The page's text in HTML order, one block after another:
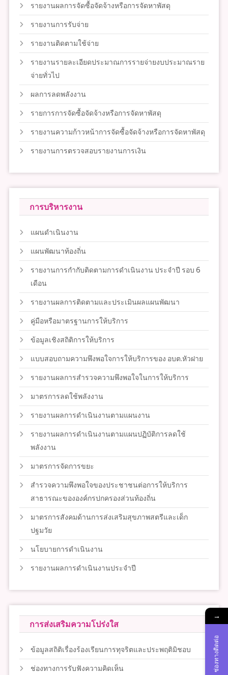
รายงานผลการจัดซื้อจัดจ้างหรือการจัดหาพัสดุ
รายงานการรับจ่าย
รายงานติดตามใช้จ่าย
รายงานรายละเอียดประมาณการรายจ่ายงบประมาณราย
จ่ายทั่วไป
ผลการลดพลังงาน
รายการการจัดซื้อจัดจ้างหรือการจัดหาพัสดุ
รายงานความก้าวหน้าการจัดซื้อจัดจ้างหรือการจัดหาพัสดุ
รายงานการตรวจสอบรายงานการเงิน
การบริหารงาน
แผนดำเนินงาน
แผนพัฒนาท้องถิ่น
รายงานการกำกับติดตามการดำเนินงาน ประจำปี รอบ 6
เดือน
รายงานผลการติดตามและประเมินผลแผนพัฒนา
คู่มือหรือมาตรฐานการให้บริการ
ข้อมูลเชิงสถิติการให้บริการ
แบบสอบถามความพึงพอใจการให้บริการของ อบต.หัวฝาย
รายงานผลการสำรวจความพึงพอใจในการให้บริการ
มาตรการลดใช้พลังงาน
รายงานผลการดำเนินงานตามแผนงาน
รายงานผลการดำเนินงานตามแผนปฏิบัติการลดใช้
พลังงาน
มาตรการจัดการขยะ
สำรวจความพึงพอใจของประชาชนต่อการให้บริการ
สาธารณะขององค์กรปกครองส่วนท้องถิ่น
มาตรการสังคมด้านการส่งเสริมสุขภาพสตรีและเด็ก
ปฐมวัย
นโยบายการดำเนินงาน
รายงานผลการดำเนินงานประจำปี
การส่งเสริมความโปร่งใส
ข้อมูลสถิติเรื่องร้องเรียนการทุจริตและประพฤติมิชอบ
ช่องทางการรับฟังความคิดเห็น
→
ช่องทางติดต่อ